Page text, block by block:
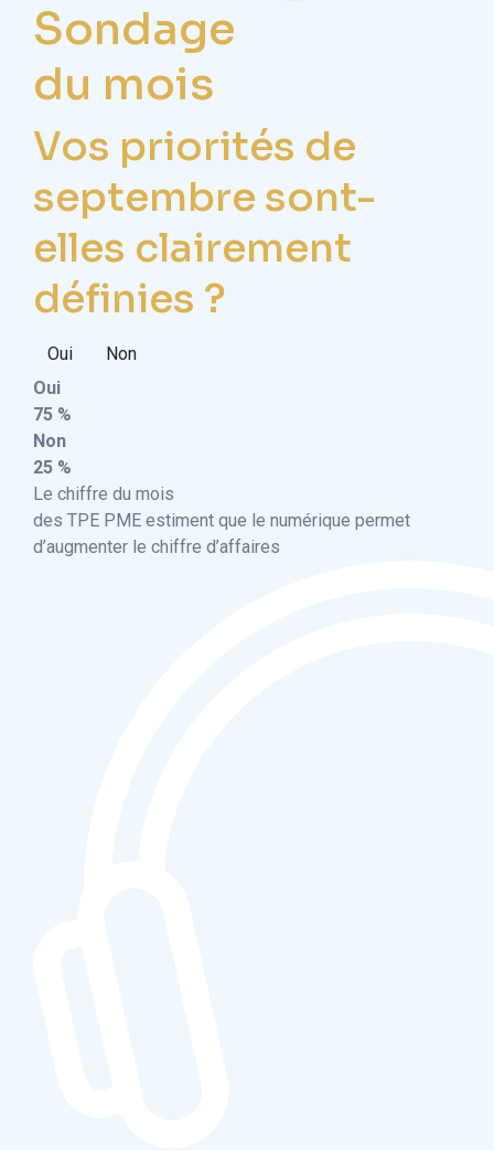
Sondage
du mois
Vos priorités de
septembre sont-
elles clairement
définies ?
Oui
Non
Oui
75 %
Non
25 %
Le chiffre du mois
des TPE PME estiment que le numérique permet
d’augmenter le chiffre d’affaires